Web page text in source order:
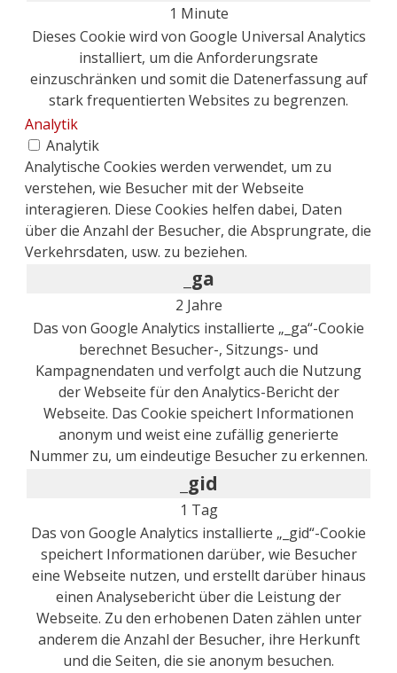
1 Minute
Dieses Cookie wird von Google Universal Analytics
installiert, um die Anforderungsrate
einzuschränken und somit die Datenerfassung auf
stark frequentierten Websites zu begrenzen.
Analytik
Analytik
Analytische Cookies werden verwendet, um zu
verstehen, wie Besucher mit der Webseite
interagieren. Diese Cookies helfen dabei, Daten
über die Anzahl der Besucher, die Absprungrate, die
Verkehrsdaten, usw. zu beziehen.
_ga
2 Jahre
Das von Google Analytics installierte „_ga“-Cookie
berechnet Besucher-, Sitzungs- und
Kampagnendaten und verfolgt auch die Nutzung
der Webseite für den Analytics-Bericht der
Webseite. Das Cookie speichert Informationen
anonym und weist eine zufällig generierte
Nummer zu, um eindeutige Besucher zu erkennen.
_gid
1 Tag
Das von Google Analytics installierte „_gid“-Cookie
speichert Informationen darüber, wie Besucher
eine Webseite nutzen, und erstellt darüber hinaus
einen Analysebericht über die Leistung der
Webseite. Zu den erhobenen Daten zählen unter
anderem die Anzahl der Besucher, ihre Herkunft
und die Seiten, die sie anonym besuchen.